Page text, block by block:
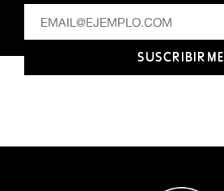
SUSCRIBIRME